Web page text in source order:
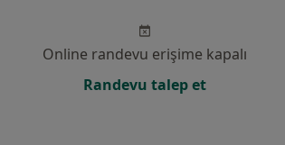
Online randevu erişime kapalı
Randevu talep et